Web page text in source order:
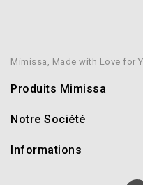
Mimissa, Made with Love for
Produits Mimissa
Notre Société
Informations